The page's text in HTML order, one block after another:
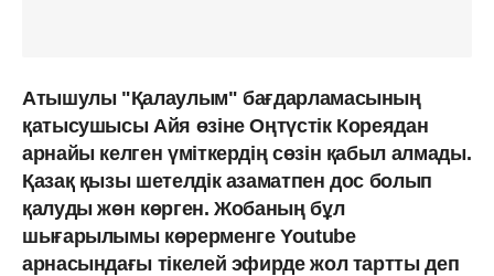
Атышулы "Қалаулым" бағдарламасының
қатысушысы Айя өзіне Оңтүстік Кореядан
арнайы келген үміткердің сөзін қабыл алмады.
Қазақ қызы шетелдік азаматпен дос болып
қалуды жөн көрген. Жобаның бұл
шығарылымы көрерменге Youtube
арнасындағы тікелей эфирде жол тартты деп